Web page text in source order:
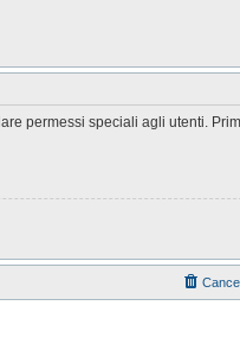
permessi speciali agli utenti.